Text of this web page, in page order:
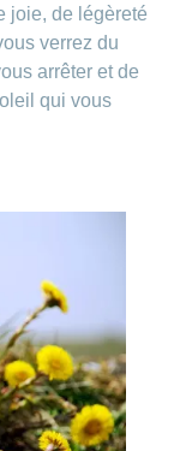
joie, de légèreté
verrez du
arrêter et de
qui vous